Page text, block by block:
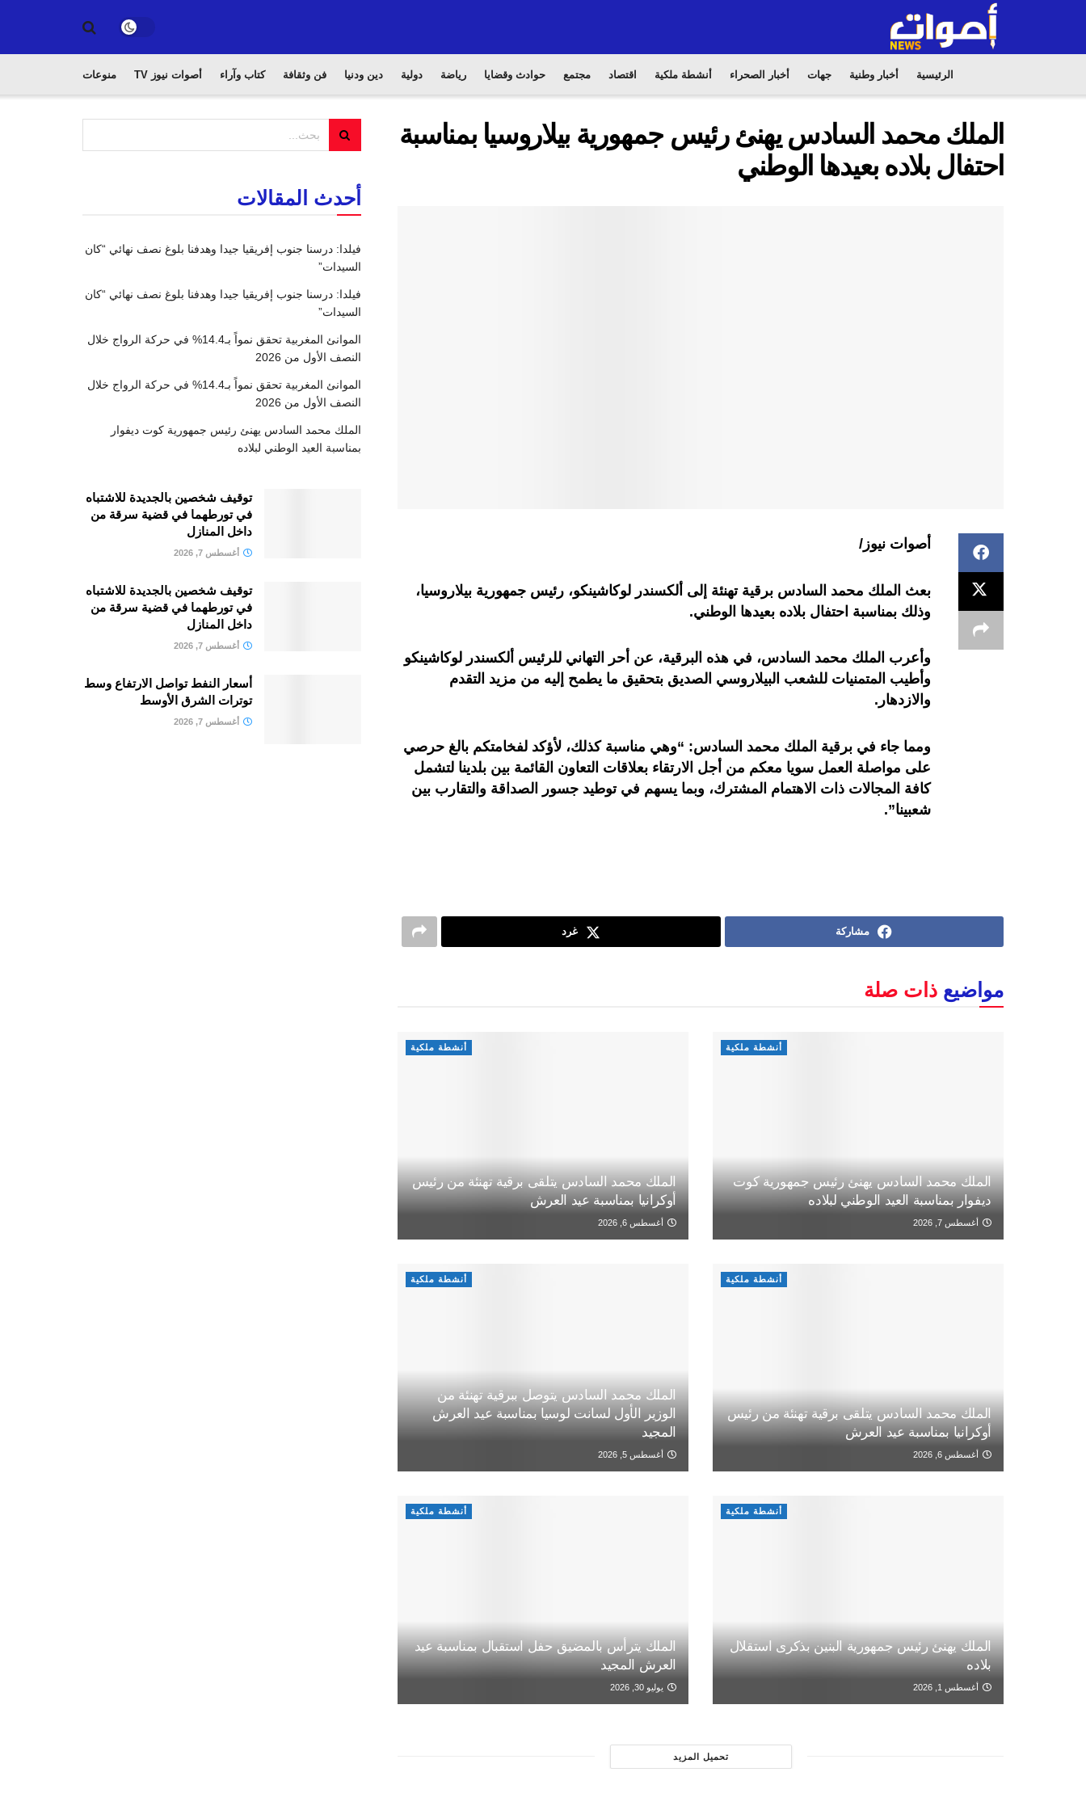
الرئيسية أخبار وطنية جهات أخبار الصحراء أنشطة ملكية اقتصاد مجتمع حوادث وقضايا رياضة دولية دين ودنيا فن وثقافة كتاب وآراء أصوات نيوز TV منوعات
الملك محمد السادس يهنئ رئيس جمهورية بيلاروسيا بمناسبة
احتفال بلاده بعيدها الوطني
أصوات نيوز/
بعث الملك محمد السادس برقية تهنئة إلى ألكسندر لوكاشينكو، رئيس جمهورية بيلاروسيا،
وذلك بمناسبة احتفال بلاده بعيدها الوطني.
وأعرب الملك محمد السادس، في هذه البرقية، عن أحر التهاني للرئيس ألكسندر لوكاشينكو
وأطيب المتمنيات للشعب البيلاروسي الصديق بتحقيق ما يطمح إليه من مزيد التقدم
والازدهار .
ومما جاء في برقية الملك محمد السادس: “وهي مناسبة كذلك، لأؤكد لفخامتكم بالغ حرصي
على مواصلة العمل سويا معكم من أجل الارتقاء بعلاقات التعاون القائمة بين بلدينا لتشمل
كافة المجالات ذات الاهتمام المشترك، وبما يسهم في توطيد جسور الصداقة والتقارب بين
شعبينا”.
مشاركة غرد
مواضيع ذات صلة
أنشطة ملكية
الملك محمد السادس يهنئ رئيس جمهورية كوت
ديفوار بمناسبة العيد الوطني لبلاده
أغسطس 7, 2026
أنشطة ملكية
الملك محمد السادس يتلقى برقية تهنئة من رئيس
أوكرانيا بمناسبة عيد العرش
أغسطس 6, 2026
أنشطة ملكية
الملك محمد السادس يتلقى برقية تهنئة من رئيس
أوكرانيا بمناسبة عيد العرش
أغسطس 6, 2026
أنشطة ملكية
الملك محمد السادس يتوصل ببرقية تهنئة من
الوزير الأول لسانت لوسيا بمناسبة عيد العرش
المجيد
أغسطس 5, 2026
أنشطة ملكية
الملك يهنئ رئيس جمهورية البنين بذكرى استقلال
بلاده
أغسطس 1, 2026
أنشطة ملكية
الملك يترأس بالمضيق حفل استقبال بمناسبة عيد
العرش المجيد
يوليو 30, 2026
تحميل المزيد
أحدث المقالات
فيلدا: درسنا جنوب إفريقيا جيدا وهدفنا بلوغ نصف نهائي “كان
السيدات”
فيلدا: درسنا جنوب إفريقيا جيدا وهدفنا بلوغ نصف نهائي “كان
السيدات”
الموانئ المغربية تحقق نمواً بـ14.4% في حركة الرواج خلال
النصف الأول من 2026
الموانئ المغربية تحقق نمواً بـ14.4% في حركة الرواج خلال
النصف الأول من 2026
الملك محمد السادس يهنئ رئيس جمهورية كوت ديفوار
بمناسبة العيد الوطني لبلاده
توقيف شخصين بالجديدة للاشتباه
في تورطهما في قضية سرقة من
داخل المنازل
أغسطس 7, 2026
توقيف شخصين بالجديدة للاشتباه
في تورطهما في قضية سرقة من
داخل المنازل
أغسطس 7, 2026
أسعار النفط تواصل الارتفاع وسط
توترات الشرق الأوسط
أغسطس 7, 2026